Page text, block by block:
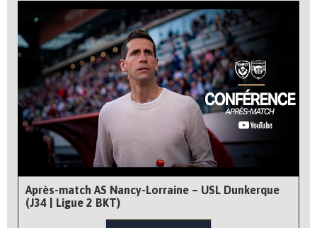
Après-match AS Nancy-Lorraine – USL Dunkerque
(J34 | Ligue 2 BKT)